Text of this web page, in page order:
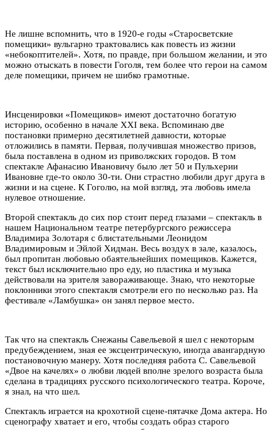
Не лишне вспомнить, что в 1920-е годы «Старосветские
помещики» вульгарно трактовались как повесть из жизни
«небокоптителей». Хотя, по правде, при большом желании, и это
можно отыскать в повести Гоголя, тем более что герои на самом
деле помещики, причем не шибко грамотные.
Инсценировки «Помещиков» имеют достаточно богатую
историю, особенно в начале XXI века. Вспоминаю две
постановки примерно десятилетней давности, которые
отложились в памяти. Первая, получившая множество призов,
была поставлена в одном из приволжских городов. В том
спектакле Афанасию Ивановичу было лет 50 и Пульхерии
Ивановне где-то около 30-ти. Они страстно любили друг друга в
жизни и на сцене. К Гоголю, на мой взгляд, эта любовь имела
нулевое отношение.
Второй спектакль до сих пор стоит перед глазами – спектакль в
нашем Национальном театре петербургского режиссера
Владимира Золотаря с блистательными Леонидом
Владимировым и Эйлой Хидман. Весь воздух в зале, казалось,
был пропитан любовью обаятельнейших помещиков. Кажется,
текст был исключительно про еду, но пластика и музыка
действовали на зрителя завораживающе. Знаю, что некоторые
поклонники этого спектакля смотрели его по несколько раз. На
фестивале «Ламбушка» он занял первое место.
Так что на спектакль Снежаны Савельевой я шел с некоторым
предубеждением, зная ее эксцентрическую, иногда авангардную
постановочную манеру. Хотя последняя работа С. Савельевой
«Двое на качелях» о любви людей вполне зрелого возраста была
сделана в традициях русского психологического театра. Короче,
я знал, на что шел.
Спектакль играется на крохотной сцене-пятачке Дома актера. Но
сценографу хватает и его, чтобы создать образ старого